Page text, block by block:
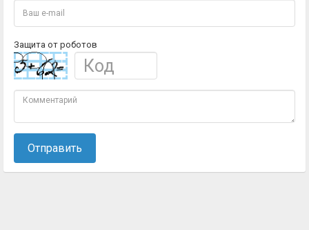
Защита от роботов
Отправить